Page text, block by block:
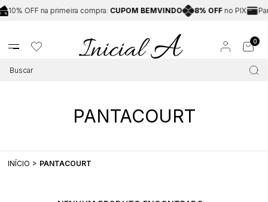
10% OFF na primeira compra:CUPOM BEMVINDO 8% OFFno PIX
0
PANTACOURT
INÍCIO PANTACOURT